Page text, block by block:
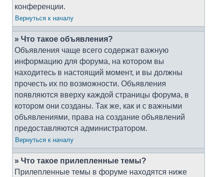
конференции.
Вернуться к началу
» Что такое объявления?
Объявления чаще всего содержат важную
информацию для форума, на котором вы
находитесь в настоящий момент, и вы должны
прочесть их по возможности. Объявления
появляются вверху каждой страницы форума, в
котором они созданы. Так же, как и с важными
объявлениями, права на создание объявлений
предоставляются администратором.
Вернуться к началу
» Что такое прилепленные темы?
Прилепленные темы в форуме находятся ниже